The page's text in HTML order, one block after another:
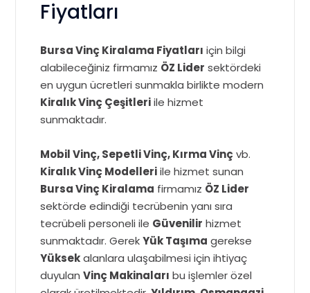
Fiyatları
Bursa Vinç Kiralama Fiyatları için bilgi
alabileceğiniz firmamız ÖZ Lider sektördeki
en uygun ücretleri sunmakla birlikte modern
Kiralık Vinç Çeşitleriile hizmet
sunmaktadır.
Mobil Vinç, Sepetli Vinç, Kırma Vinçvb.
Kiralık Vinç Modelleriile hizmet sunan
Bursa Vinç Kiralama firmamız ÖZ Lider
sektörde edindiği tecrübenin yanı sıra
tecrübeli personeli ile Güvenilir hizmet
sunmaktadır. GerekYük Taşıma gerekse
Yüksekalanlara ulaşabilmesi için ihtiyaç
duyulanVinç Makinaları bu işlemler özel